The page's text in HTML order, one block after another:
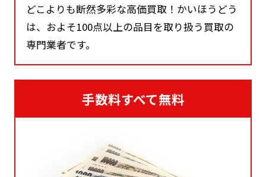
どこよりも断然多彩な高価買取！かいほうどう
は、およそ100点以上の品目を取り扱う買取の
専門業者です。
手数料すべて無料